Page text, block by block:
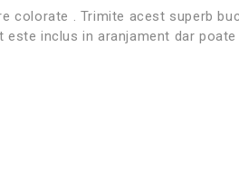
colorate . Trimite acest superb
este inclus in aranjament dar